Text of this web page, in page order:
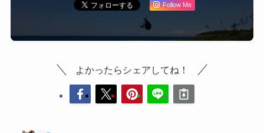
Follow Me
よかったらシェアしてね！